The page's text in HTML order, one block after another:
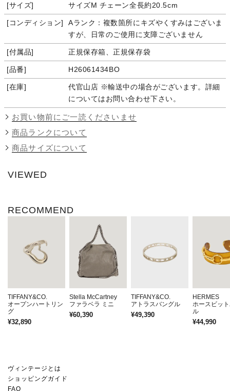
サイズ サイズM チェーン全長約20.5cm
コンディション
Aランク：複数箇所にキズやくすみはございま
すが、日常のご使用に支障ございません
付属品 正規保存箱、正規保存袋
品番 H26061434BO
在庫
代官山店 ※輸送中の場合がございます。詳細
についてはお問い合わせ下さい。
お買い物前にご一読くださいませ
商品ランクについて
商品サイズについて
VIEWED
RECOMMEND
TIFFANY&CO.
オープンハートリン
グ
¥32,890
Stella McCartney
ファラベラ ミニ
¥60,390
TIFFANY&CO.
アトラスバングル
¥49,390
HERMES
ホースビッ
ル
¥44,990
ヴィンテージとは
ショッピングガイド
FAQ